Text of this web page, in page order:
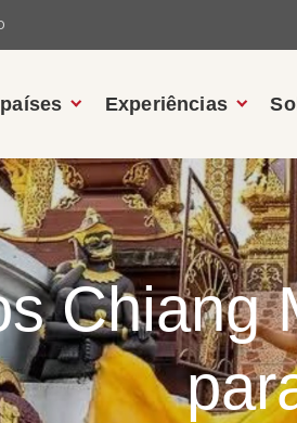
Experiências
Chiang